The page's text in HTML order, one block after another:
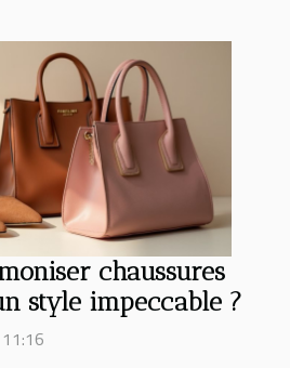
chaussures
style impeccable ?